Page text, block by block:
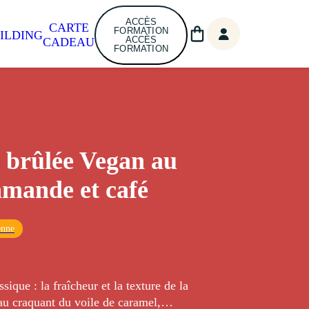
CARTE
CADEAU
ACCÈS
FORMATION
ACCÈS
FORMATION
Vegan au
et café
: la fraîcheur et la texture de la
craquant du voile de caramel,